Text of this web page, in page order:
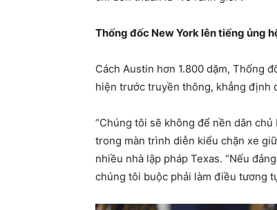
Thống đốc New York lên tiếng ủng
Cách Austin hơn 1.800 dặm, Thống
hiện trước truyền thông, khẳng định
“Chúng tôi sẽ không để nền dân
trong màn trình diễn kiểu chặn xe
nhiều nhà lập pháp Texas. “Nếu
chúng tôi buộc phải làm điều tương